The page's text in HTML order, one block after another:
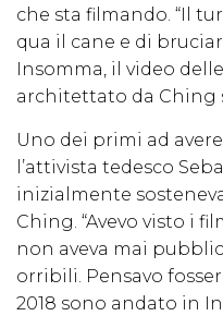
che sta filmando. “Il
qua il cane e di
Insomma, il video
architettato da Ching
Uno dei primi ad
l’attivista tedesco
inizialmente
Ching. “Avevo visto i
non aveva mai
orribili. Pensavo
2018 sono andato in